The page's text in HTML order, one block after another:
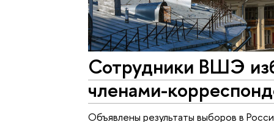
Сотрудники ВШЭ
членами-
Объявлены результаты выборов в